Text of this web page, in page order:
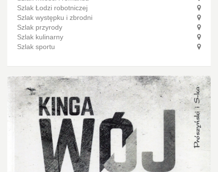
Szlak Łodzi robotniczej
Szlak występku i zbrodni
Szlak przyrody
Szlak kulinarny
Szlak sportu